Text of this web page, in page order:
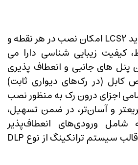
رک‌های دیواری و جدید LCS2 امکان نصب در هر نقطه و
کیفیت زیبایی شناسی دارا می
پنل های جانبی و انعطاف پذیری
(در رک‌های دیواری ثابت)
اجزای درون رک به منظور نصب
و نگهدار هر چه سریعتر و آسان‎‌تر، در ضمن تسهیل،
شامل ورودی‌های انعطاف‌پذیر
مخصوص کابل و در قالب سیستم ترانکینگ از نوع DLP